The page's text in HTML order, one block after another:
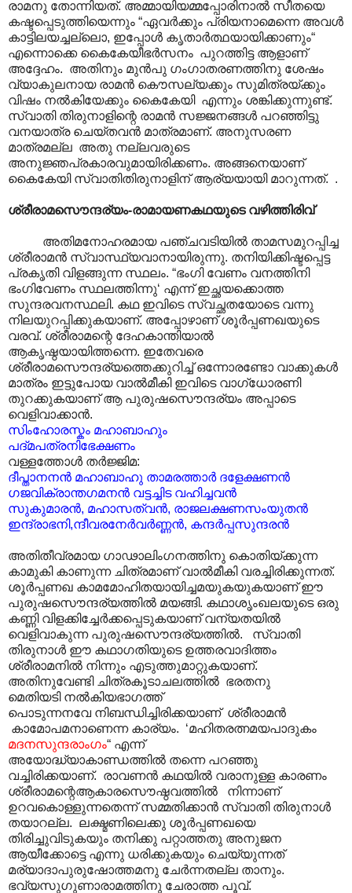
രാമനു തോന്നിയത്. അമ്മായിയമ്മപ്പോരിനാല്‍ സീതയെ
കഷ്ടപ്പെടുത്തിയെന്നും “ഏവര്‍ക്കും പ്രിയനാമെന്നെ അവള്‍
കാട്ടിലയച്ചല്ലൊ, ഇപ്പോള്‍ കൃതാര്‍ത്ഥയായിക്കാണും“
എന്നൊക്കെ കൈകേയീഭര്‍സനം ‍ പുറത്തിട്ട ആളാണ്
അദ്ദേഹം. അതിനും മുൻപു ഗംഗാതരണത്തിനു ശേഷം
വ്യാകുലനായ രാമൻ കൌസല്യക്കും സുമിത്രയ്ക്കും
വിഷം നൽകിയേക്കും കൈകേയി എന്നും ശങ്കിക്കുന്നുണ്ട്.
സ്വാതി തിരുനാളിന്റെ രാമന്‍ സജ്ജനങ്ങള്‍ പറഞ്ഞിട്ടു
വനയാത്ര ചെയ്തവന്‍ മാത്രമാണ്. അനുസരണ
മാത്രമല്ല അതു നല്ലവരുടെ
അനുജ്ഞപ്രകാരവുമായിരിക്കണം. അങ്ങനെയാണ്
കൈകേയി സ്വാതിതിരുനാളിന് ആര്യയായി മാറുന്നത്. .
ശ്രീരാമസൌന്ദര്യം-രാമായണകഥയുടെ വഴിത്തിരിവ്
അതിമനോഹരമായ പഞ്ചവടിയിൽ താമസമുറപ്പിച്ച
ശ്രീരാമൻ സ്വാസ്ഥ്യവാനായിരുന്നു. തനിയിക്കിഷ്ടപ്പെട്ട
പ്രകൃതി വിളങ്ങുന്ന സ്ഥലം. “ഭംഗി വേണം വനത്തിനി
ഭംഗിവേണം സ്ഥലത്തിന്നു‘ എന്ന് ഇച്ഛയക്കൊത്ത
സുന്ദരവനസ്ഥലി. കഥ ഇവിടെ സ്വച്ഛതയോടെ വന്നു
നിലയുറപ്പിക്കുകയാണ്. അപ്പോഴാണ് ശൂർപ്പണഖയുടെ
വരവ്. ശ്രീരാമന്റെ ദേഹകാന്തിയാൽ
ആകൃഷ്ഠയായിത്തന്നെ. ഇതേവരെ
ശ്രീരാമസൌന്ദര്യത്തെക്കുറിച്ച് ഒന്നോരണ്ടോ വാക്കുകൾ
മാത്രം ഇട്ടുപോയ വാൽമീകി ഇവിടെ വാഗ്ധോരണി
തുറക്കുകയാണ് ആ പുരുഷസൌന്ദര്യം അപ്പാടെ
വെളിവാക്കാൻ.
സിംഹോരസ്കം മഹാബാഹും
പദ്‌മപത്രനിഭേക്ഷണം
വള്ളത്തോൾ തർജ്ജിമ:
ദീപ്താനനൻ മഹാബാഹു താമരത്താർ ദളേക്ഷണൻ
ഗജവിക്രാന്തഗമനൻ വട്ടച്ചിട വഹിച്ചവൻ
സുകുമാരൻ, മഹാസത്വൻ, രാജലക്ഷണസംയുതൻ
ഇന്ദ്രാഭനി,ന്ദീവരനേർവർണ്ണൻ, കന്ദർപ്പസുന്ദരൻ
അതിതീവ്രമായ ഗാഢാലിംഗനത്തിനു കൊതിയ്ക്കുന്ന
കാമുകി കാണുന്ന ചിത്രമാണ് വാൽമീകി വരച്ചിരിക്കുന്നത്.
ശൂർപ്പണഖ കാമമോഹിതയായിച്ചമയുകയുകയാണ് ഈ
പുരുഷസൌന്ദര്യത്തിൽ മയങ്ങി. കഥാശൃംഖലയുടെ ഒരു
കണ്ണി വിളക്കിച്ചേർക്കപ്പെടുകയാണ് വന്യതയിൽ
വെളിവാകുന്ന പുരുഷസൌന്ദര്യത്തിൽ. സ്വാതി
തിരുനാൾ ഈ കഥാഗതിയുടെ ഉത്തരവാദിത്തം
ശ്രീരാമനിൽ നിന്നും എടുത്തുമാറ്റുകയാണ്.
അതിനുവേണ്ടി ചിത്രകൂടാചലത്തിൽ ഭരതനു
മെതിയടി നൽകിയഭാഗത്ത്
പൊടുന്നനവേ നിബന്ധിച്ചിരിക്കയാണ് ശ്രീരാമൻ
കാമോപമനാണെന്ന കാര്യം. ‘മഹിതരത്നമയപാദുകം
മദനസുന്ദരാംഗം“ എന്ന്
അയോദ്ധ്യാകാണ്ഡത്തിൽ തന്നെ പറഞ്ഞു
വച്ചിരിക്കയാണ്. രാവണൻ കഥയിൽ വരാനുള്ള കാരണം
ശ്രീരാമന്റെആകാരസൌഷ്ഠവത്തിൽ നിന്നാണ്
ഉറവകൊള്ളുന്നതെന്ന് സമ്മതിക്കാൻ സ്വാതി തിരുനാൾ
തയാറല്ല. ലക്ഷ്മണിലെക്കു ശൂർപ്പണഖയെ
തിരിച്ചുവിടുകയും തനിക്കു പറ്റാത്തതു അനുജന
ആയീക്കോട്ടെ എന്നു ധരിക്കുകയും ചെയ്യുന്നത്
മര്യാദാപുരുഷോത്തമനു ചേർന്നതല്ല താനും.
ഭവ്യസുഗുണാരാമത്തിനു ചേരാത്ത പൂവ്.